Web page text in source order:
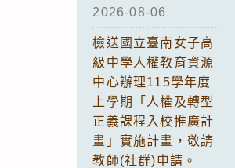
2026-08-06
檢送國立臺南女子高
級中學人權教育資源
中心辦理115學年度
上學期「人權及轉型
正義課程入校推廣計
畫」實施計畫，敬請
教師(社群)申請。